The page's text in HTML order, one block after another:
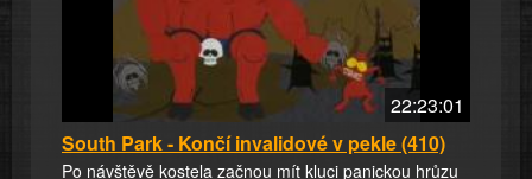
22:23:01
South Park - Končí invalidové v pekle (410)
Po návštěvě kostela začnou mít kluci panickou hrůzu